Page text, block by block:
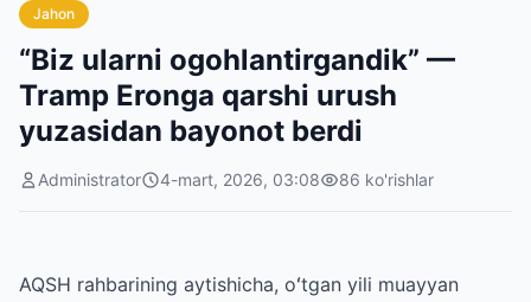
Jahon
“Biz ularni ogohlantirgandik” —
Tramp Eronga qarshi urush
yuzasidan bayonot berdi
Administrator 4-mart, 2026, 03:08 86 ko'rishlar
AQSH rahbarining aytishicha, oʻtgan yili muayyan